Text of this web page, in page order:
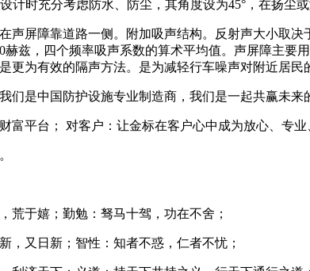
计时充分考虑防水、防尘，其角度设为45°，在扬
声屏障靠道路一侧。附加吸声结构。反射声大小取
赫兹，四个频率吸声系数的算术平均值。声屏障主
更为有效的隔声方法。是为减轻行车噪声对附近居民
是中国防护设施专业制造商，我们是一起共赢未来
富平台； 对客户：让金标在客户心中成为放心、专业
荒于嬉；勤勉：驽马十驾，功在不舍；
，又日新；智性：知者不惑，仁者不忧；